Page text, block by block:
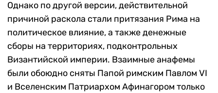
Однако по другой версии, действительной
причиной раскола стали притязания Рима на
политическое влияние, а также денежные
сборы на территориях, подконтрольных
Византийской империи. Взаимные анафемы
были обоюдно сняты Папой римским Павлом VI
и Вселенским Патриархом Афинагором только